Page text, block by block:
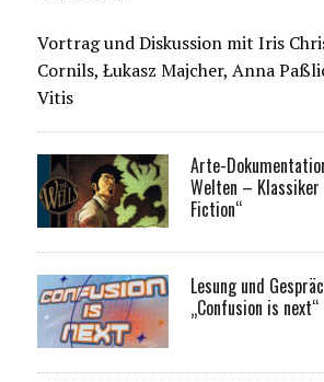
Vortrag und Diskussion mit Iris
Cornils, Łukasz Majcher, Anna
Vitis
Arte-
Welten – Klassiker
Fiction“
Lesung und
„Confusion is next“